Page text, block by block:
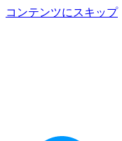
コンテンツにスキップ